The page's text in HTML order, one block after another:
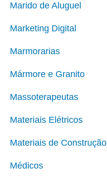
Marido de Aluguel
Marketing Digital
Marmorarias
Mármore e Granito
Massoterapeutas
Materiais Elétricos
Materiais de Construção
Médicos